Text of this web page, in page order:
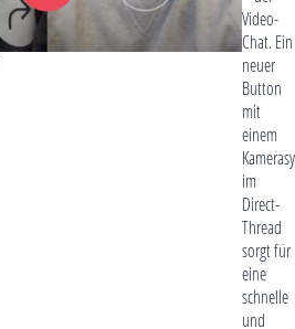
Video-
Chat. Ein
neuer
Button
mit
einem
im
Direct-
Thread
sorgt für
eine
schnelle
und